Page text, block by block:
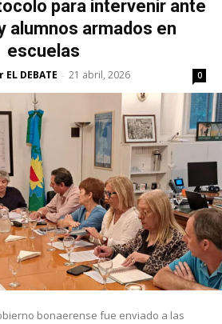
para intervenir ante
alumnos armados en
escuelas
DEBATE - 21 abril, 2026 0
bonaerense fue enviado a las